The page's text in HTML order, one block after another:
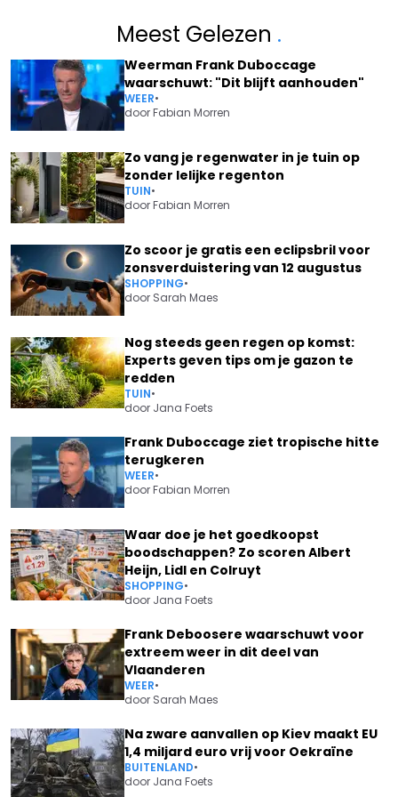
Meest Gelezen .
Weerman Frank Duboccage
waarschuwt: "Dit blijft aanhouden"
WEER•
doorFabian Morren
Zo vang je regenwater in je tuin op
zonder lelijke regenton
TUIN•
doorFabian Morren
Zo scoor je gratis een eclipsbril voor
zonsverduistering van 12 augustus
SHOPPING•
door Sarah Maes
Nog steeds geen regen op komst:
Experts geven tips om je gazon te
redden
TUIN•
door Jana Foets
Frank Duboccage ziet tropische hitte
terugkeren
WEER•
doorFabian Morren
Waar doe je het goedkoopst
boodschappen? Zo scoren Albert
Heijn, Lidl en Colruyt
SHOPPING•
door Jana Foets
Frank Deboosere waarschuwt voor
extreem weer in dit deel van
Vlaanderen
WEER•
door Sarah Maes
Na zware aanvallen op Kiev maakt EU
1,4 miljard euro vrij voor Oekraïne
BUITENLAND•
door Jana Foets